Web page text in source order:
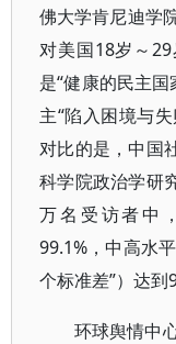
佛大学肯尼迪学
对美国18岁～
是“健康的民主
主“陷入困境与
对比的是，中国
科学院政治学研
万名受访者中
99.1%，中高水
个标准差”）达到
环球舆情中